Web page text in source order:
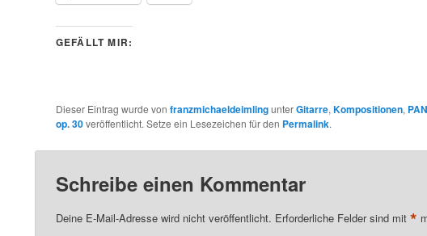
GEFÄLLT MIR:
Dieser Eintrag wurde von franzmichaeldeimlingunterGitarre, Kompositionen,
op. 30veröffentlicht. Setze ein Lesezeichen für den Permalink.
Schreibe einen Kommentar
Deine E-Mail-Adresse wird nicht veröffentlicht. Erforderliche Felder sind mit *